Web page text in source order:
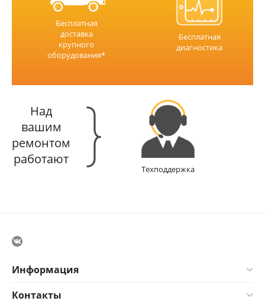
Бесплатная
доставка
крупного
оборудования*
Бесплатная
диагностика
Над
вашим
ремонтом
работают
Техподдержка
Информация
Контакты